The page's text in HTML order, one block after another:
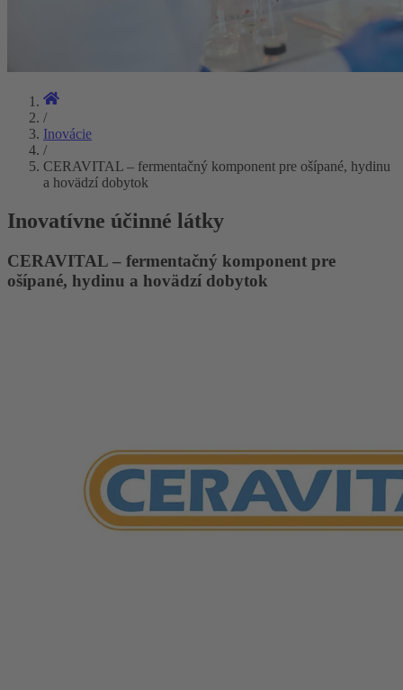
/
Inovácie
/
CERAVITAL – fermentačný komponent pre ošípané, hydinu
a hovädzí dobytok
Inovatívne účinné látky
CERAVITAL – fermentačný komponent pre
ošípané, hydinu a hovädzí dobytok